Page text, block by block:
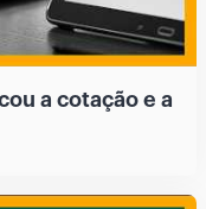
a cotação e a